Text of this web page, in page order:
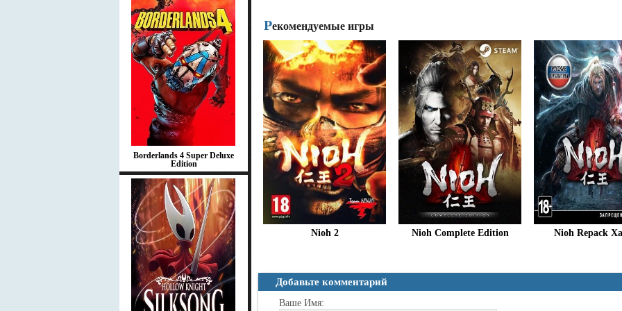
Borderlands 4 Super Deluxe
Edition
Рекомендуемые игры
Nioh 2 Nioh Complete Edition Nioh Repack
Добавьте комментарий
Ваше Имя: